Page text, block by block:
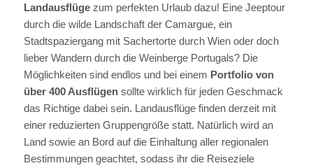
Landausflügezum perfekten Urlaub dazu! Eine Jeeptour
durch die wilde Landschaft der Camargue, ein
Stadtspaziergang mit Sachertorte durch Wien oder doch
lieber Wandern durch die Weinberge Portugals? Die
Möglichkeiten sind endlos und bei einem Portfolio von
über 400 Ausflügen sollte wirklich für jeden Geschmack
das Richtige dabei sein. Landausflüge finden derzeit mit
einer reduzierten Gruppengröße statt. Natürlich wird an
Land sowie an Bord auf die Einhaltung aller regionalen
Bestimmungen geachtet, sodass ihr die Reiseziele